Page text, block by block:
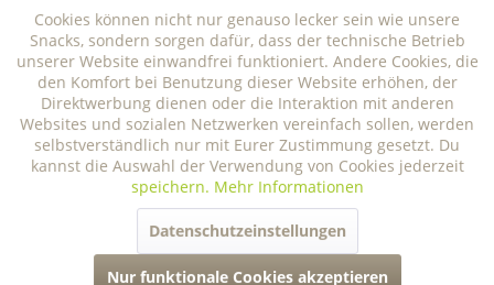
für unsere pawtner
informationen
rechtliches
* Alle Preise inkl. gesetzl. Mehrwertsteuer zzgl.
Analytische Bestandteile
Auszeichnungen
Tracking Aktiv
Personalisierung Aktiv
Service Aktiv
Cookies können nicht nur genauso lecker sein wie unsere
Snacks, sondern sorgen dafür, dass der technische Betrieb
unserer Website einwandfrei funktioniert. Andere Cookies, die
den Komfort bei Benutzung dieser Website erhöhen, der
Direktwerbung dienen oder die Interaktion mit anderen
Websites und sozialen Netzwerken vereinfach sollen, werden
selbstverständlich nur mit Eurer Zustimmung gesetzt. Du
kannst die Auswahl der Verwendung von Cookies jederzeit
speichern. Mehr Informationen
Datenschutzeinstellungen
Nur funktionale Cookies akzeptieren